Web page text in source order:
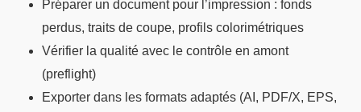
Préparer un document pour l’impression : fonds
perdus, traits de coupe, profils colorimétriques
Vérifier la qualité avec le contrôle en amont
(preflight)
Exporter dans les formats adaptés (AI, PDF/X, EPS,